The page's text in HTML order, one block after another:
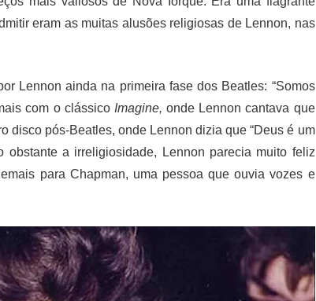
eram as muitas alusões religiosas de Lennon, nas
Lennon ainda na primeira fase dos Beatles: “Somos
com o clássico Imagine, onde Lennon cantava que
disco pós-Beatles, onde Lennon dizia que “Deus é um
obstante a irreligiosidade, Lennon parecia muito feliz
para Chapman, uma pessoa que ouvia vozes e